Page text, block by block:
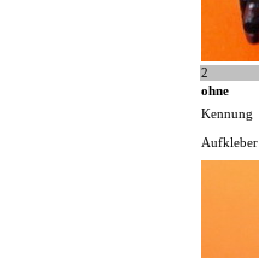
2
ohne
Kennung
Aufkleber